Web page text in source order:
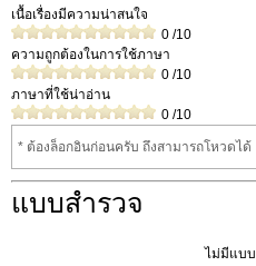
เนื้อเรื่องมีความน่าสนใจ
0 /10
ความถูกต้องในการใช้ภาษา
0 /10
ภาษาที่ใช้น่าอ่าน
0 /10
* ต้องล็อกอินก่อนครับ ถึงสามารถโหวดได้
แบบสำรวจ
ไม่มีแบบ